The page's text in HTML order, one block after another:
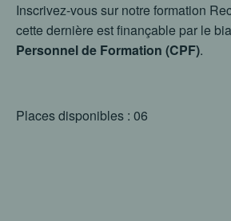
Inscrivez-vous sur notre formation
cette dernière est finançable par le
Personnel de Formation (CPF).
Places disponibles : 06